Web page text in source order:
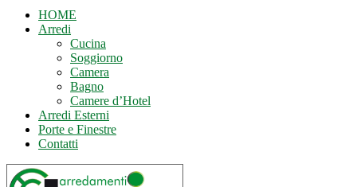
HOME
Arredi
Cucina
Soggiorno
Camera
Bagno
Camere d’Hotel
Arredi Esterni
Porte e Finestre
Contatti